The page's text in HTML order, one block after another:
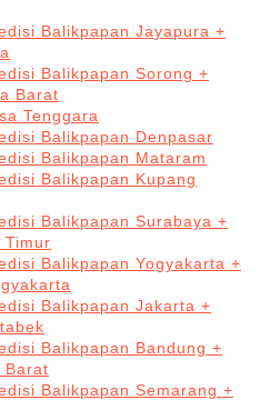
Balikpapan Jayapura +
Balikpapan Sorong +
Barat
Tenggara
Balikpapan Denpasar
Balikpapan Mataram
Balikpapan Kupang
Balikpapan Surabaya +
Timur
Balikpapan Yogyakarta +
Balikpapan Jakarta +
Balikpapan Bandung +
Barat
Balikpapan Semarang +